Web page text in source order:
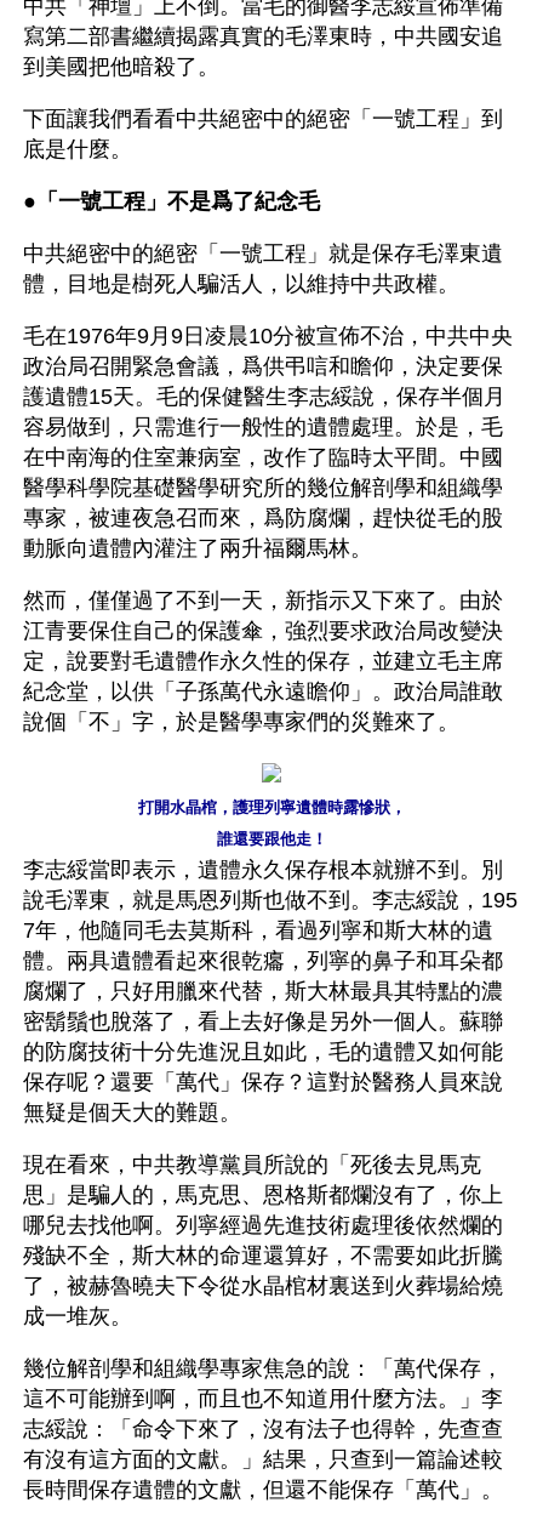
中共「神壇」上不倒。當毛的御醫李志綏宣佈準備
寫第二部書繼續揭露真實的毛澤東時，中共國安追
到美國把他暗殺了。
下面讓我們看看中共絕密中的絕密「一號工程」到
底是什麼。
● 「一號工程」不是爲了紀念毛
中共絕密中的絕密「一號工程」就是保存毛澤東遺
體，目地是樹死人騙活人，以維持中共政權。
毛在1976年9月9日凌晨10分被宣佈不治，中共中央
政治局召開緊急會議，爲供弔唁和瞻仰，決定要保
護遺體15天。毛的保健醫生李志綏說，保存半個月
容易做到，只需進行一般性的遺體處理。於是，毛
在中南海的住室兼病室，改作了臨時太平間。中國
醫學科學院基礎醫學研究所的幾位解剖學和組織學
專家，被連夜急召而來，爲防腐爛，趕快從毛的股
動脈向遺體內灌注了兩升福爾馬林。
然而，僅僅過了不到一天，新指示又下來了。由於
江青要保住自己的保護傘，強烈要求政治局改變決
定，說要對毛遺體作永久性的保存，並建立毛主席
紀念堂，以供「子孫萬代永遠瞻仰」。政治局誰敢
說個「不」字，於是醫學專家們的災難來了。
打開水晶棺，護理列寧遺體時露慘狀，
誰還要跟他走！
李志綏當即表示，遺體永久保存根本就辦不到。別
說毛澤東，就是馬恩列斯也做不到。李志綏說，195
7年，他隨同毛去莫斯科，看過列寧和斯大林的遺
體。兩具遺體看起來很乾癟，列寧的鼻子和耳朵都
腐爛了，只好用臘來代替，斯大林最具其特點的濃
密鬍鬚也脫落了，看上去好像是另外一個人。蘇聯
的防腐技術十分先進況且如此，毛的遺體又如何能
保存呢？還要「萬代」保存？這對於醫務人員來說
無疑是個天大的難題。
現在看來，中共教導黨員所說的「死後去見馬克
思」是騙人的，馬克思、恩格斯都爛沒有了，你上
哪兒去找他啊。列寧經過先進技術處理後依然爛的
殘缺不全，斯大林的命運還算好，不需要如此折騰
了，被赫魯曉夫下令從水晶棺材裏送到火葬場給燒
成一堆灰。
幾位解剖學和組織學專家焦急的說：「萬代保存，
這不可能辦到啊，而且也不知道用什麼方法。」李
志綏說：「命令下來了，沒有法子也得幹，先查查
有沒有這方面的文獻。」結果，只查到一篇論述較
長時間保存遺體的文獻，但還不能保存「萬代」。